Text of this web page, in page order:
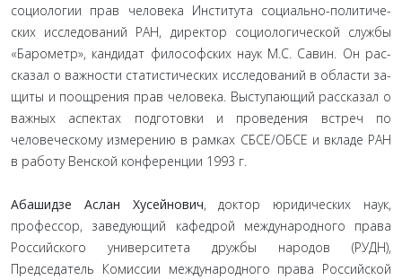
социологии прав человека Института социально-политиче­
ских исследований РАН, директор социологической службы
«Барометр», кандидат философских наук М.С. Савин. Он рас­
сказал о важности статистических исследований в области за­
щиты и поощрения прав человека. Выступающий рассказал о
важных аспектах подготовки и проведения встреч по
человече­скому измерению в рамках СБСЕ/ОБСЕ и вкладе РАН
в работу Венской конференции 1993 г.
Абашидзе Аслан Хусейнович, доктор юридических наук,
профессор, заведующий кафедрой международного права
Российского университета дружбы народов (РУДН),
Председатель Комиссии международного права Российской